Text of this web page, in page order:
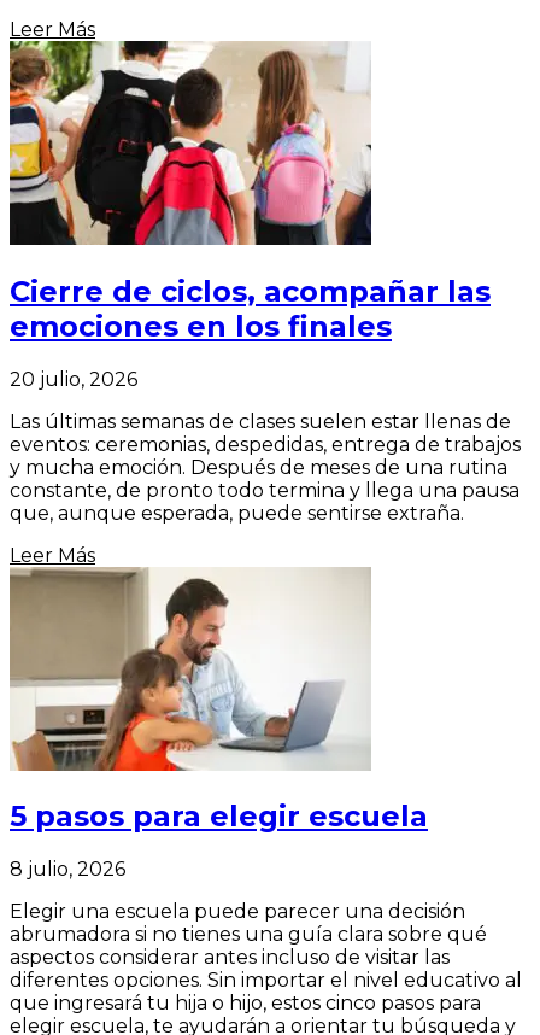
Leer Más
Cierre de ciclos, acompañar las
emociones en los finales
20 julio, 2026
Las últimas semanas de clases suelen estar llenas de
eventos: ceremonias, despedidas, entrega de trabajos
y mucha emoción. Después de meses de una rutina
constante, de pronto todo termina y llega una pausa
que, aunque esperada, puede sentirse extraña.
Leer Más
5 pasos para elegir escuela
8 julio, 2026
Elegir una escuela puede parecer una decisión
abrumadora si no tienes una guía clara sobre qué
aspectos considerar antes incluso de visitar las
diferentes opciones. Sin importar el nivel educativo al
que ingresará tu hija o hijo, estos cinco pasos para
elegir escuela, te ayudarán a orientar tu búsqueda y